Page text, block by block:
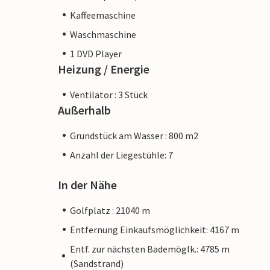
am besten in den nur 8 km entfernten
es mehrere Supermärkte sowie Bars und
Yachthafenpromenade. Die Villa
Nordosten der Insel. Dieser Teil
weitgehend unerschlossen. Das
in der Regel sehr schön sind. Dies gilt
Sant Pere fahren, um in einem der
Hinweis: Diese Unterkunft wird von
einem Unternehmen oder einem
möglicherweise nicht gilt. Sie können
Kundenservice bieten und Ihr
Unterkunft eines professionellen
Kaffeemaschine
Waschmaschine
1 DVD Player
Heizung / Energie
Ventilator : 3 Stück
Außerhalb
Grundstück am Wasser : 800 m2
Anzahl der Liegestühle: 7
In der Nähe
Golfplatz : 21040 m
Entfernung Einkaufsmöglichkeit: 4167 m
Entf. zur nächsten Bademöglk.: 4785 m
(Sandstrand)